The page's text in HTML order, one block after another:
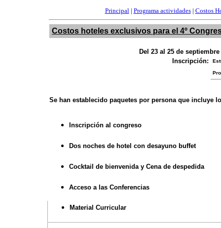
Principal| Programa actividades| Costos
Costos hoteles exclusivos para el 4º
Del 23 al 25 de septiembre
Inscripción:
Se han establecido paquetes por persona que incluye
Inscripción al congreso
Dos noches de hotel con desayuno buffet
Cocktail de bienvenida y Cena de despedida
Acceso a las Conferencias
Material Curricular